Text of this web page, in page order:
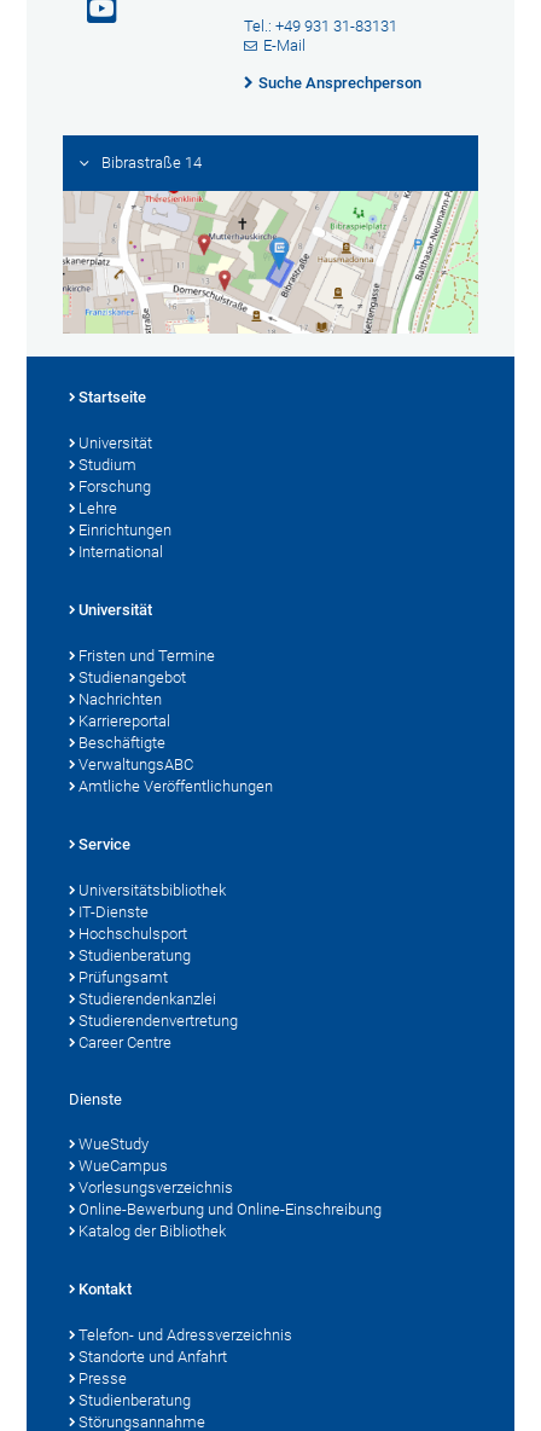
Tel.: +49 931 31-83131
E-Mail
Suche Ansprechperson
Bibrastraße 14
Startseite
Universität
Studium
Forschung
Lehre
Einrichtungen
International
Universität
Fristen und Termine
Studienangebot
Nachrichten
Karriereportal
Beschäftigte
VerwaltungsABC
Amtliche Veröffentlichungen
Service
Universitätsbibliothek
IT-Dienste
Hochschulsport
Studienberatung
Prüfungsamt
Studierendenkanzlei
Studierendenvertretung
Career Centre
Dienste
WueStudy
WueCampus
Vorlesungsverzeichnis
Online-Bewerbung und Online-Einschreibung
Katalog der Bibliothek
Kontakt
Telefon- und Adressverzeichnis
Standorte und Anfahrt
Presse
Studienberatung
Störungsannahme